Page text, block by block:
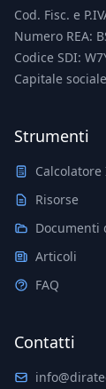
Cod. Fisc. e
Numero REA:
Codice SDI:
Capitale
Strumenti
Risorse
Documenti
Articoli
FAQ
Contatti